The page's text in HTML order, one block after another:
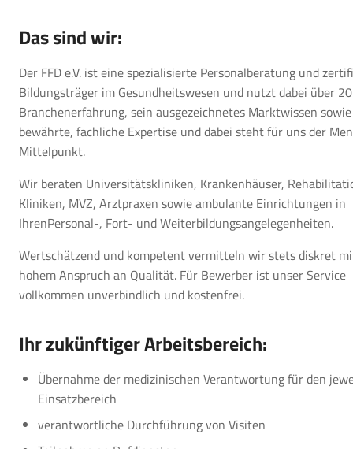
Das sind wir:
Der FFD e.V. ist eine spezialisierte Personalberatung und
Bildungsträger im Gesundheitswesen und nutzt dabei über
Branchenerfahrung, sein ausgezeichnetes Marktwissen
bewährte, fachliche Expertise und dabei steht für uns der
Mittelpunkt.
Wir beraten Universitätskliniken, Krankenhäuser,
Kliniken, MVZ, Arztpraxen sowie ambulante Einrichtungen in
IhrenPersonal-, Fort- und Weiterbildungsangelegenheiten.
Wertschätzend und kompetent vermitteln wir stets diskret
hohem Anspruch an Qualität. Für Bewerber ist unser Service
vollkommen unverbindlich und kostenfrei.
Ihr zukünftiger Arbeitsbereich:
Übernahme der medizinischen Verantwortung für den
Einsatzbereich
verantwortliche Durchführung von Visiten